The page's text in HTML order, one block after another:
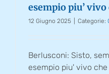
esempio piu’
12 Giugno 2025 Categorie:
Berlusconi: Sisto,
esempio piu' vivo che